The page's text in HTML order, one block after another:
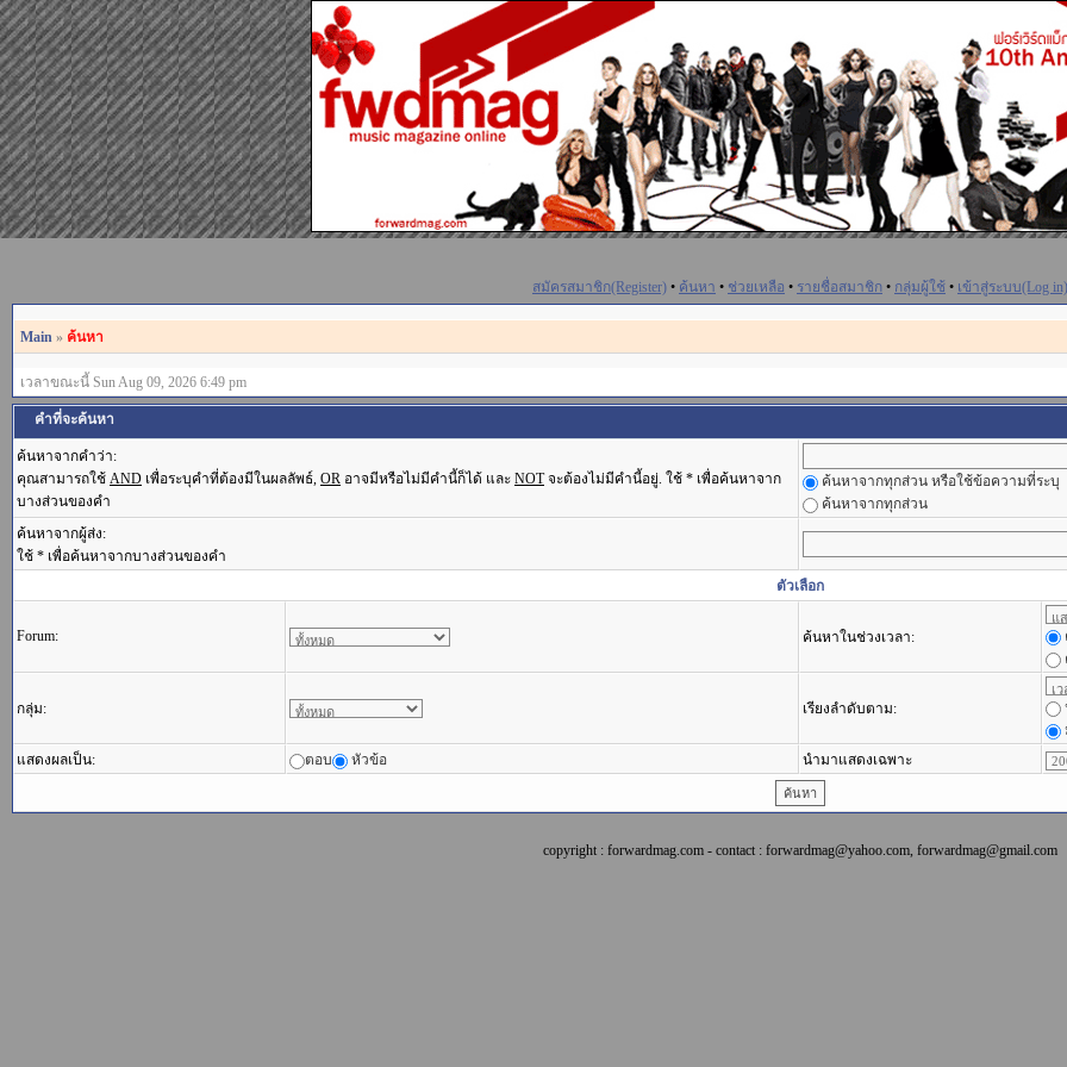
สมัครสมาชิก(Register) • ค้นหา • ช่วยเหลือ • รายชื่อสมาชิก • กลุ่มผู้ใช้ • เข้าสู่ระบบ(Log in)
Main » ค้นหา
เวลาขณะนี้ Sun Aug 09, 2026 6:49 pm
คำที่จะค้นหา
ค้นหาจากคำว่า:
คุณสามารถใช้ AND เพื่อระบุคำที่ต้องมีในผลลัพธ์, OR อาจมีหรือไม่มีคำนี้ก็ได้ และ NOTจะต้องไม่มีคำนี้อยู่. ใช้ * เพื่อค้นหาจาก
บางส่วนของคำ
ค้นหาจากทุกส่วน หรือใช้ข้อความที่ระบุ
ค้นหาจากทุกส่วน
ค้นหาจากผู้ส่ง:
ใช้ * เพื่อค้นหาจากบางส่วนของคำ
ตัวเลือก
Forum: ค้นหาในช่วงเวลา:
กลุ่ม: เรียงลำดับตาม:
แสดงผลเป็น:
ตอบ หัวข้อ นำมาแสดงเฉพาะ
copyright : forwardmag.com - contact : forwardmag@yahoo.com, forwardmag@gmail.com